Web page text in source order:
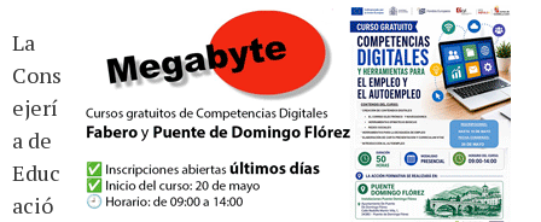
La
Cons
ejerí
a de
Educ
ació